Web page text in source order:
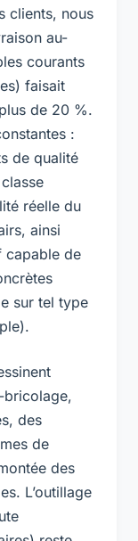
clients, nous
au-
courants
faisait
de 20 %.
:
de qualité
réelle du
ainsi
capable de
sur tel type
bricolage,
des
de
des
L’outillage